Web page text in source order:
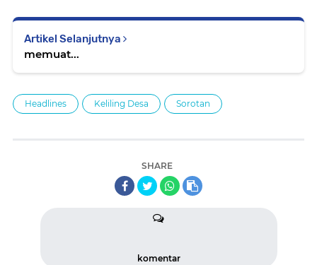
Artikel Selanjutnya
memuat...
Headlines Keliling Desa Sorotan
SHARE
komentar